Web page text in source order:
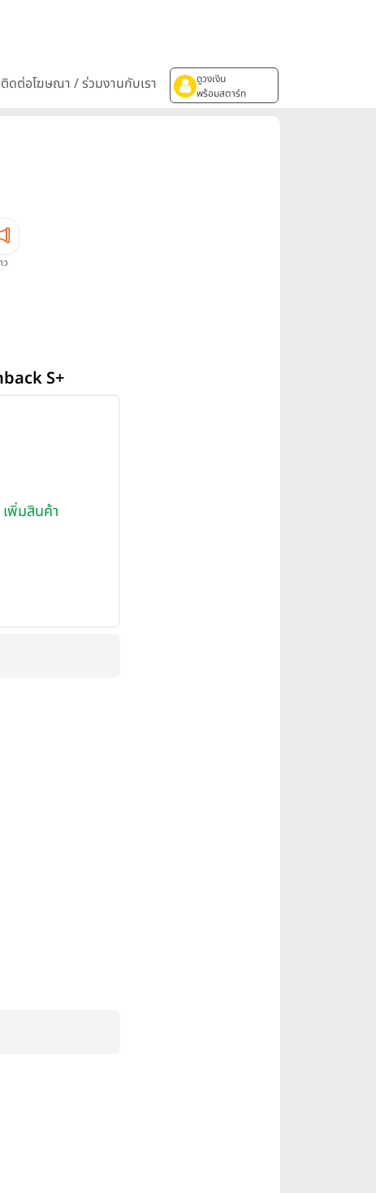
ติดต่อโฆษณา / ร่วมงานกับเรา
ดูวงเงิน
พร้อมสตาร์ท
ว
S+
เพิ่มสินค้า